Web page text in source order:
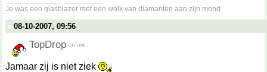
Je was een glasblazer met een wolk van diamanten aan zijn mond
08-10-2007, 09:56
TopDrop
Jamaar zij is niet ziek